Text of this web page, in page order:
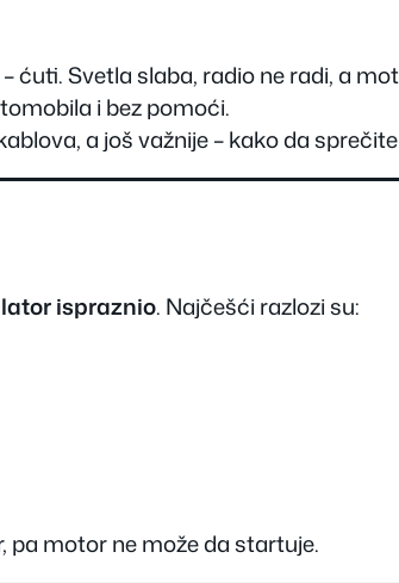
Svetla slaba, radio ne radi, a
i bez pomoći.
a još važnije – kako da
ispraznio. Najčešći razlozi su:
pa motor ne može da startuje.